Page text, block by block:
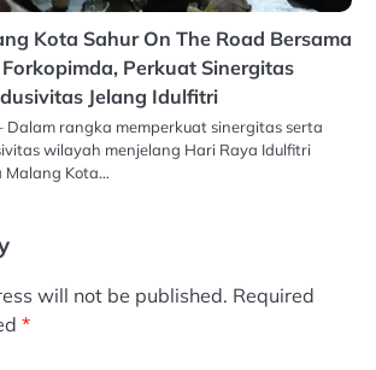
Kota Sahur On The Road Bersama
Perkuat Sinergitas
Jelang Idulfitri
Dalam rangka memperkuat sinergitas serta
wilayah menjelang Hari Raya Idulfitri
Malang Kota…
will not be published. Required
*